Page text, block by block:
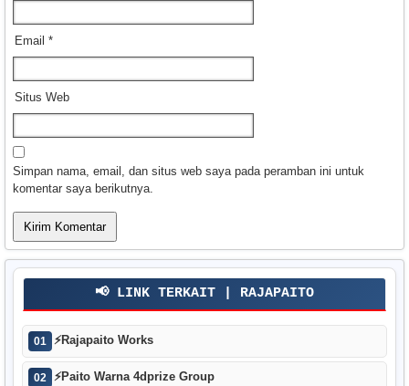
Email *
Situs Web
Simpan nama, email, dan situs web saya pada peramban ini untuk
komentar saya berikutnya.
📢 LINK TERKAIT | RAJAPAITO
01 ⚡Rajapaito Works
02 ⚡Paito Warna 4dprize Group